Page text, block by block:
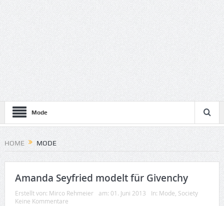
Mode
HOME MODE
Amanda Seyfried modelt für Givenchy
Erstellt von: Mirco Rehmeier am: 01. Juni 2013 In: Mode Society
Keine Kommentare